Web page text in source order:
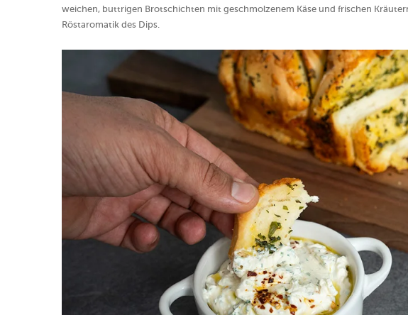
weichen, buttrigen Brotschichten mit geschmolzenem Käse und frischen
Röstaromatik des Dips.